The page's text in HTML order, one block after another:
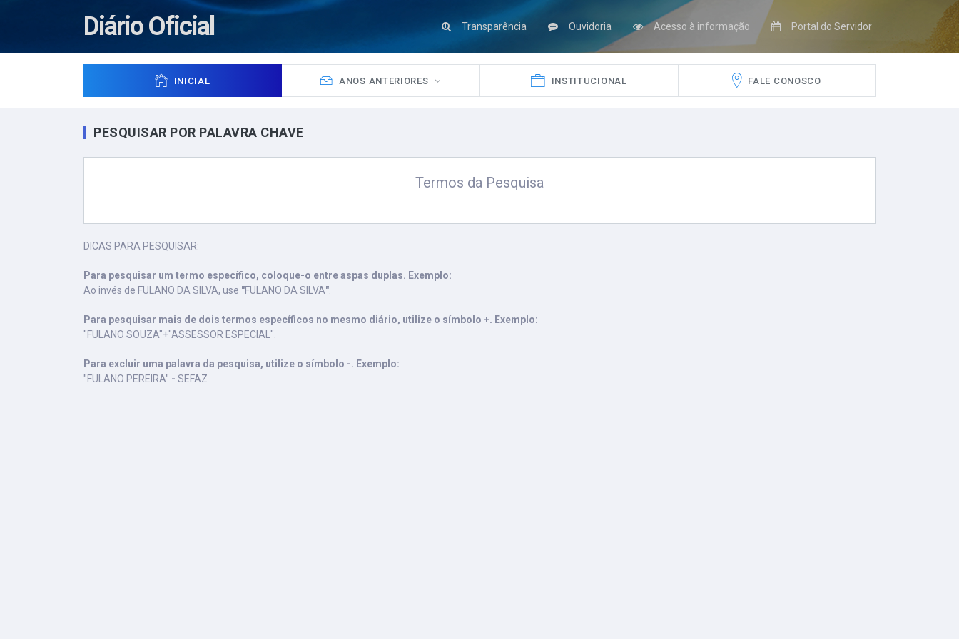
Diário Oficial Transparência Ouvidoria Acesso à informação Portal do Servidor
INICIAL ANOS ANTERIORES INSTITUCIONAL FALE CONOSCO
PESQUISAR POR PALAVRA CHAVE
Termos da Pesquisa
DICAS PARA PESQUISAR:
Para pesquisar um termo específico, coloque-o entre aspas duplas. Exemplo:
Ao invés de FULANO DA SILVA, use "FULANO DA SILVA"
Para pesquisar mais de dois termos específicos no mesmo diário, utilize o símbolo +. Exemplo:
"FULANO SOUZA"+"ASSESSOR ESPECIAL".
Para excluir uma palavra da pesquisa, utilize o símbolo -. Exemplo:
"FULANO PEREIRA" - SEFAZ